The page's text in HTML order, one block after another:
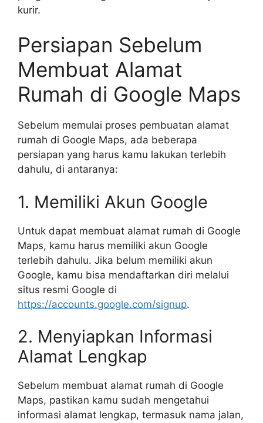
kurir.
Persiapan Sebelum
Membuat Alamat
Rumah di Google Maps
Sebelum memulai proses pembuatan alamat
rumah di Google Maps, ada beberapa
persiapan yang harus kamu lakukan terlebih
dahulu, di antaranya:
1. Memiliki Akun Google
Untuk dapat membuat alamat rumah di Google
Maps, kamu harus memiliki akun Google
terlebih dahulu. Jika belum memiliki akun
Google, kamu bisa mendaftarkan diri melalui
situs resmi Google di
https://accounts.google.com/signup.
2. Menyiapkan Informasi
Alamat Lengkap
Sebelum membuat alamat rumah di Google
Maps, pastikan kamu sudah mengetahui
informasi alamat lengkap, termasuk nama jalan,